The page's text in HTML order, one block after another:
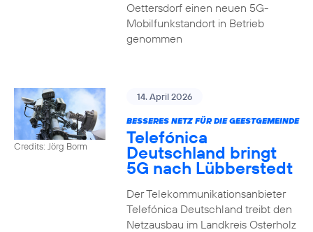
Oettersdorf einen neuen 5G-
Mobilfunkstandort in Betrieb
genommen
Credits: Jörg Borm
14. April 2026
BESSERES NETZ FÜR DIE GEESTGEMEINDE
Telefónica
Deutschland bringt
5G nach Lübberstedt
Der Telekommunikationsanbieter
Telefónica Deutschland treibt den
Netzausbau im Landkreis Osterholz